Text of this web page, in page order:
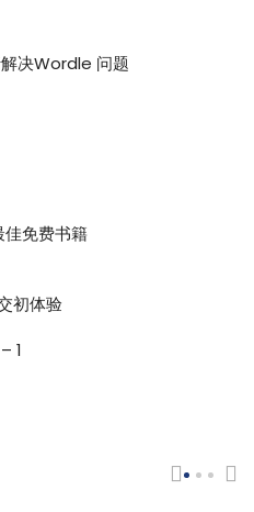
决Wordle 问题
免费书籍
初体验
1